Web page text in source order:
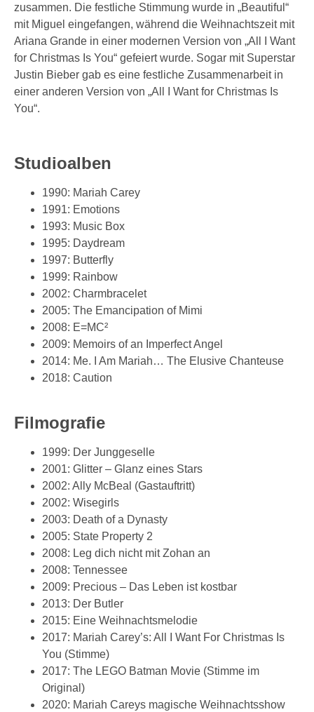
zusammen. Die festliche Stimmung wurde in „Beautiful“
mit Miguel eingefangen, während die Weihnachtszeit mit
Ariana Grande in einer modernen Version von „All I Want
for Christmas Is You“ gefeiert wurde. Sogar mit Superstar
Justin Bieber gab es eine festliche Zusammenarbeit in
einer anderen Version von „All I Want for Christmas Is
You“.
Studioalben
1990: Mariah Carey
1991: Emotions
1993: Music Box
1995: Daydream
1997: Butterfly
1999: Rainbow
2002: Charmbracelet
2005: The Emancipation of Mimi
2008: E=MC²
2009: Memoirs of an Imperfect Angel
2014: Me. I Am Mariah… The Elusive Chanteuse
2018: Caution
Filmografie
1999: Der Junggeselle
2001: Glitter – Glanz eines Stars
2002: Ally McBeal (Gastauftritt)
2002: Wisegirls
2003: Death of a Dynasty
2005: State Property 2
2008: Leg dich nicht mit Zohan an
2008: Tennessee
2009: Precious – Das Leben ist kostbar
2013: Der Butler
2015: Eine Weihnachtsmelodie
2017: Mariah Carey’s: All I Want For Christmas Is
You (Stimme)
2017: The LEGO Batman Movie (Stimme im
Original)
2020: Mariah Careys magische Weihnachtsshow